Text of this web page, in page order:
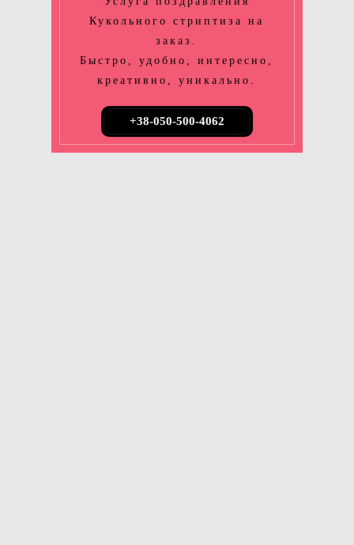
Кукольного стриптиза на
заказ.
Быстро, удобно, интересно,
креативно, уникально.
+38-050-500-4062